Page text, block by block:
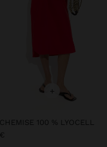
+
CHEMISE 100 % LYOCELL